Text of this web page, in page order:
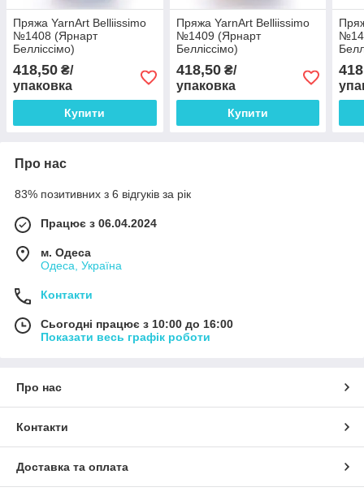
Пряжа YarnArt Belliissimo
№1408 (Ярнарт
Белліссімо)
418,50 ₴/
упаковка
Купити
Пряжа YarnArt Belliissimo
№1409 (Ярнарт
Белліссімо)
418,50₴/
упаковка
Купити
Про нас
83% позитивних з 6 відгуків за рік
Працює з 06.04.2024
м. Одеса
Одеса, Україна
Контакти
Сьогодні працює з 10:00 до 16:00
Показати весь графік роботи
Про нас
Контакти
Доставка та оплата